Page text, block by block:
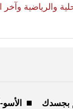
والرياضية
بجسدك